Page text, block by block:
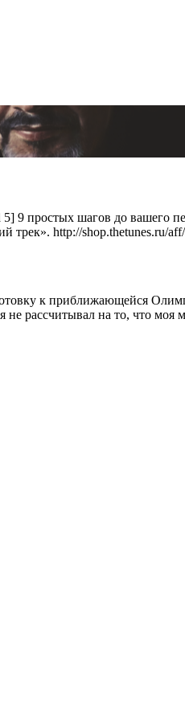
9 простых шагов до вашего
трек». http://shop.thetunes.ru/
к приближающейся
рассчитывал на то, что моя